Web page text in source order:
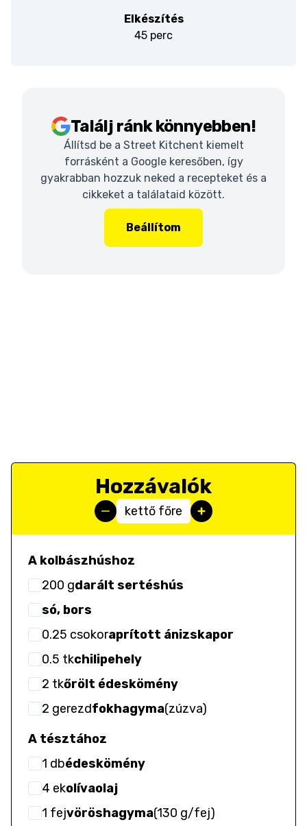
Elkészítés
45 perc
Találj ránk könnyebben!
Állítsd be a Street Kitchent kiemelt
forrásként a Google keresőben, így
gyakrabban hozzuk neked a recepteket és a
cikkeket a találataid között.
Beállítom
Hozzávalók
kettő főre
A kolbászhúshoz
200 gdarált sertéshús
só, bors
0.25 csokoraprított ánizskapor
0.5 tkchilipehely
2 tkőrölt édeskömény
2 gerezdfokhagyma(zúzva)
A tésztához
1 dbédeskömény
4 ekolívaolaj
1 fejvöröshagyma(130 g/fej)